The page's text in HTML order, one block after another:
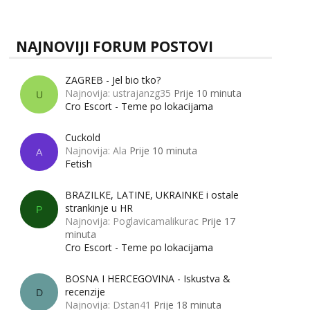
NAJNOVIJI FORUM POSTOVI
U
ZAGREB - Jel bio tko?
Najnovija: ustrajanzg35 Prije 10 minuta
Cro Escort - Teme po lokacijama
A
Cuckold
Najnovija: Ala Prije 10 minuta
Fetish
P
BRAZILKE, LATINE, UKRAINKE i ostale
strankinje u HR
Najnovija: Poglavicamalikurac Prije 17
minuta
Cro Escort - Teme po lokacijama
D
BOSNA I HERCEGOVINA - Iskustva &
recenzije
Najnovija: Dstan41 Prije 18 minuta